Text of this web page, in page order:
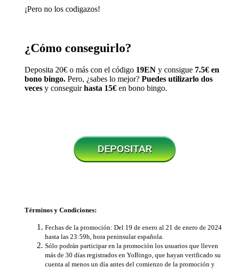
¡Pero no los codigazos!
¿Cómo conseguirlo?
Deposita 20€ o más con el código 19EN y consigue 7.5€ en
bono bingo. Pero, ¿sabes lo mejor? Puedes utilizarlo dos
veces y conseguirhasta 15€ en bono bingo.
Términos y Condiciones:
Fechas de la promoción: Del 19 de enero al 21 de enero de 2024
hasta las 23:59h, hora peninsular española.
Sólo podrán participar en la promoción los usuarios que lleven
más de 30 días registrados en YoBingo, que hayan verificado su
cuenta al menos un día antes del comienzo de la promoción y